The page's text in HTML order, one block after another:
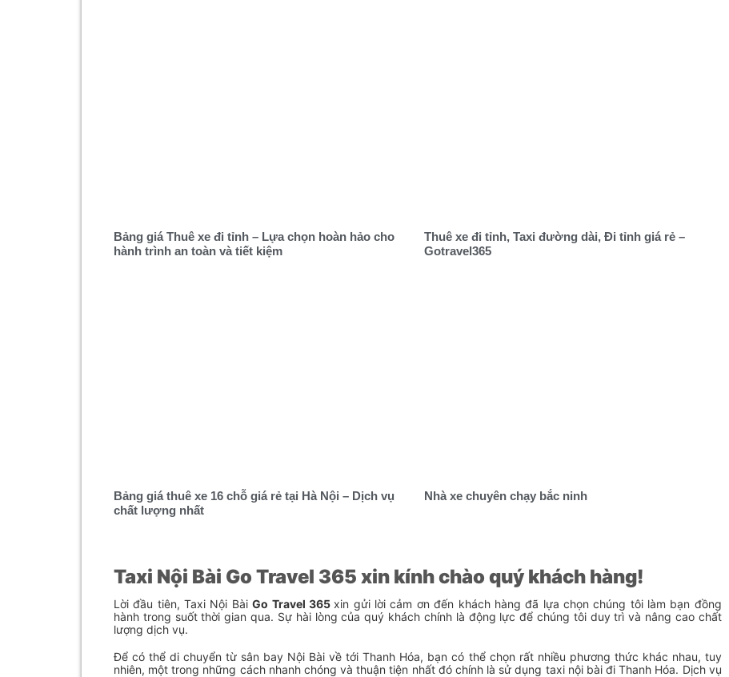
Bảng giá Thuê xe đi tỉnh – Lựa chọn hoàn hảo cho
hành trình an toàn và tiết kiệm
Thuê xe đi tỉnh, Taxi đường dài, Đi tỉnh giá rẻ –
Gotravel365
Bảng giá thuê xe 16 chỗ giá rẻ tại Hà Nội – Dịch vụ
chất lượng nhất
Nhà xe chuyên chạy bắc ninh
Taxi Nội Bài Go Travel 365 xin kính chào quý khách hàng!
Lời đầu tiên, Taxi Nội BàiGo Travel 365xin gửi lời cảm ơn đến khách hàng đã lựa chọn chúng tôi làm bạn đồng
hành trong suốt thời gian qua. Sự hài lòng của quý khách chính là động lực để chúng tôi duy trì và nâng cao chất
lượng dịch vụ.
Để có thể di chuyển từ sân bay Nội Bài về tới Thanh Hóa, bạn có thể chọn rất nhiều phương thức khác nhau, tuy
nhiên, một trong những cách nhanh chóng và thuận tiện nhất đó chính là sử dụng taxi nội bài đi Thanh Hóa. Dịch vụ